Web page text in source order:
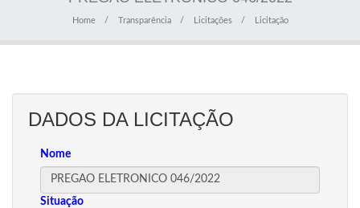
Home Transparência Licitações Licitação
DADOS DA LICITAÇÃO
Nome
Situação